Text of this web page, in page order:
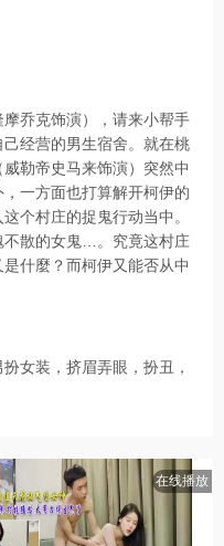
乔克饰演），请来小帮手
经营的男生宿舍。就在桃
勒帝史马来饰演）突然中
一方面也打算解开柯伊的
个村庄的捉鬼行动当中。
不散的女鬼…。究竟这村庄
什麼？而柯伊又能否从中
女装，挤眉弄眼，扮丑，